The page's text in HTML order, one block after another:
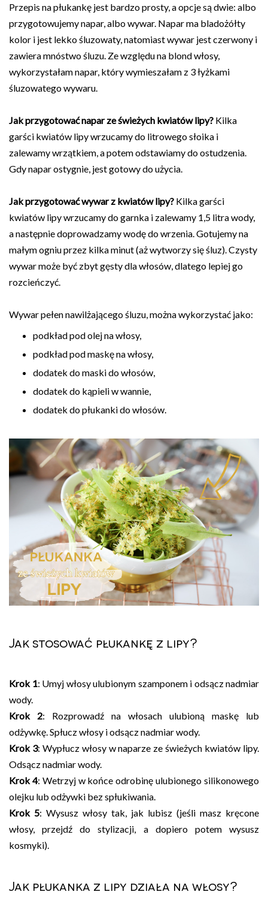
Przepis na płukankę jest bardzo prosty, a opcje są dwie: albo
przygotowujemy napar, albo wywar. Napar ma bladożółty
kolor i jest lekko śluzowaty, natomiast wywar jest czerwony i
zawiera mnóstwo śluzu. Ze względu na blond włosy,
wykorzystałam napar, który wymieszałam z 3 łyżkami
śluzowatego wywaru.
Jak przygotować napar ze świeżych kwiatów lipy? Kilka
garści kwiatów lipy wrzucamy do litrowego słoika i
zalewamy wrzątkiem, a potem odstawiamy do ostudzenia.
Gdy napar ostygnie, jest gotowy do użycia.
Jak przygotować wywar z kwiatów lipy? Kilka garści
kwiatów lipy wrzucamy do garnka i zalewamy 1,5 litra wody,
a następnie doprowadzamy wodę do wrzenia. Gotujemy na
małym ogniu przez kilka minut (aż wytworzy się śluz). Czysty
wywar może być zbyt gęsty dla włosów, dlatego lepiej go
rozcieńczyć.
Wywar pełen nawilżającego śluzu, można wykorzystać jako:
podkład pod olej na włosy,
podkład pod maskę na włosy,
dodatek do maski do włosów,
dodatek do kąpieli w wannie,
dodatek do płukanki do włosów.
Jak stosować płukankę z lipy?
Krok 1: Umyj włosy ulubionym szamponem i odsącz nadmiar
wody.
Krok 2: Rozprowadź na włosach ulubioną maskę lub
odżywkę. Spłucz włosy i odsącz nadmiar wody.
Krok 3: Wypłucz włosy w naparze ze świeżych kwiatów lipy.
Odsącz nadmiar wody.
Krok 4: Wetrzyj w końce odrobinę ulubionego silikonowego
olejku lub odżywki bez spłukiwania.
Krok 5: Wysusz włosy tak, jak lubisz (jeśli masz kręcone
włosy, przejdź do stylizacji, a dopiero potem wysusz
kosmyki).
Jak płukanka z lipy działa na włosy?